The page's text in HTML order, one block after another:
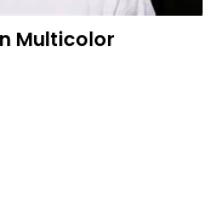
Multicolor